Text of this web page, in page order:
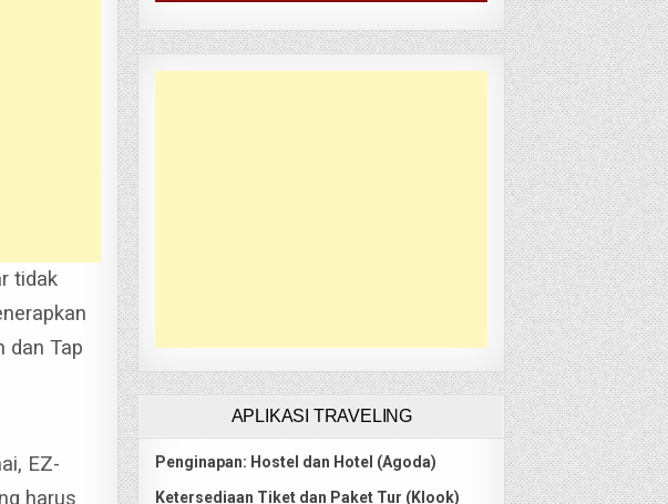
tidak
dan Tap
EZ-
harus
APLIKASI TRAVELING
Penginapan: Hostel dan Hotel (Agoda)
Ketersediaan Tiket dan Paket Tur (Klook)